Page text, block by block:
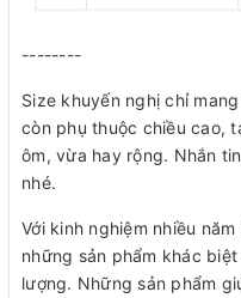
--------
Size khuyến nghị chỉ
còn phụ thuộc chiều cao,
ôm, vừa hay rộng. Nhắn
nhé.
Với kinh nghiệm nhiều
những sản phẩm khác
lượng. Những sản phẩm